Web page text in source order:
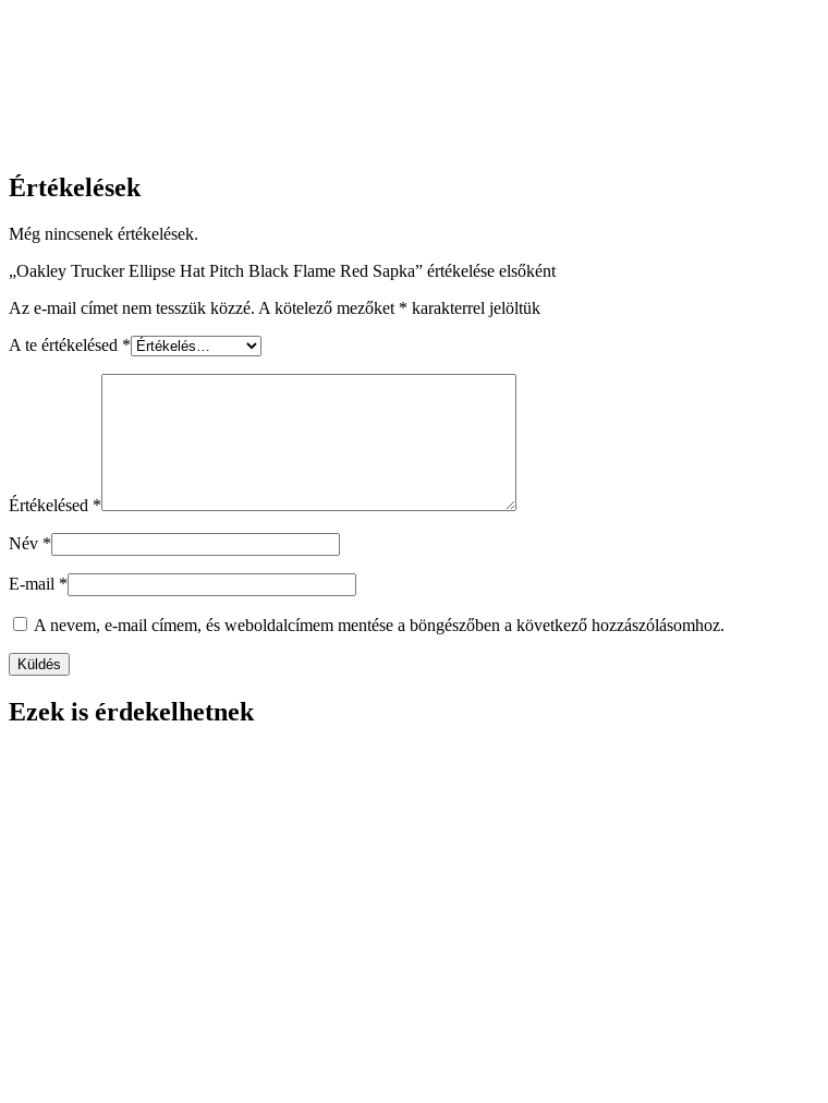
Értékelések
Még nincsenek értékelések.
„Oakley Trucker Ellipse Hat Pitch Black Flame Red Sapka” értékelése elsőként
Az e-mail címet nem tesszük közzé. A kötelező mezőket * karakterrel jelöltük
A te értékelésed *
Értékelésed *
Név *
E-mail *
A nevem, e-mail címem, és weboldalcímem mentése a böngészőben a következő hozzászólásomhoz.
Ezek is érdekelhetnek